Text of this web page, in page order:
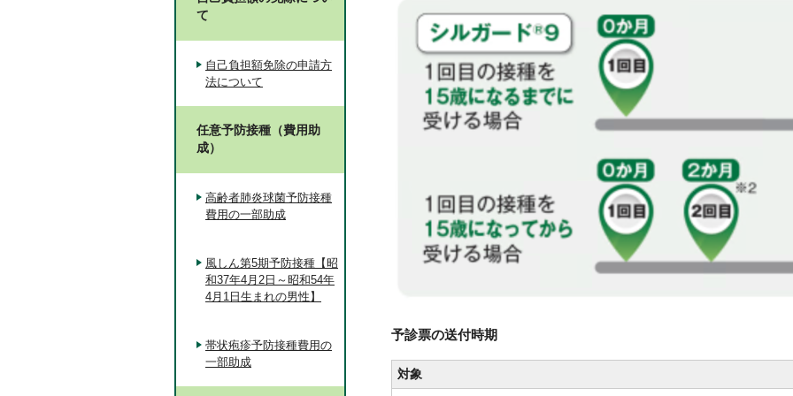
予診票の送付時期
対象
て
自己負担額免除の申請方
法について
任意予防接種（費用助
成）
高齢者肺炎球菌予防接種
費用の一部助成
風しん第5期予防接種【昭
和37年4月2日～昭和54年
4月1日生まれの男性】
帯状疱疹予防接種費用の
一部助成